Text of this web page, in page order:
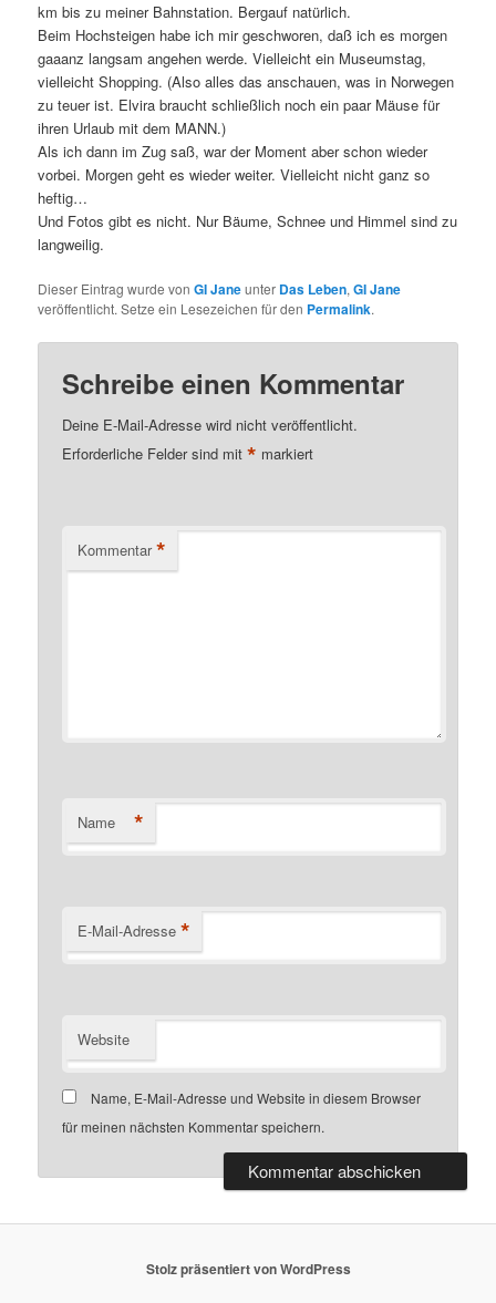
km bis zu meiner Bahnstation. Bergauf natürlich.
Beim Hochsteigen habe ich mir geschworen, daß ich es morgen
gaaanz langsam angehen werde. Vielleicht ein Museumstag,
vielleicht Shopping. (Also alles das anschauen, was in Norwegen
zu teuer ist. Elvira braucht schließlich noch ein paar Mäuse für
ihren Urlaub mit dem MANN.)
Als ich dann im Zug saß, war der Moment aber schon wieder
vorbei. Morgen geht es wieder weiter. Vielleicht nicht ganz so
heftig…
Und Fotos gibt es nicht. Nur Bäume, Schnee und Himmel sind zu
langweilig.
Dieser Eintrag wurde vonGI Janeunter Das Leben,GI Jane
veröffentlicht. Setze ein Lesezeichen für den Permalink.
Schreibe einen Kommentar
Deine E-Mail-Adresse wird nicht veröffentlicht.
Erforderliche Felder sind mit* markiert
Kommentar *
Name *
E-Mail-Adresse *
Website
Name, E-Mail-Adresse und Website in diesem Browser
für meinen nächsten Kommentar speichern.
Stolz präsentiert von WordPress